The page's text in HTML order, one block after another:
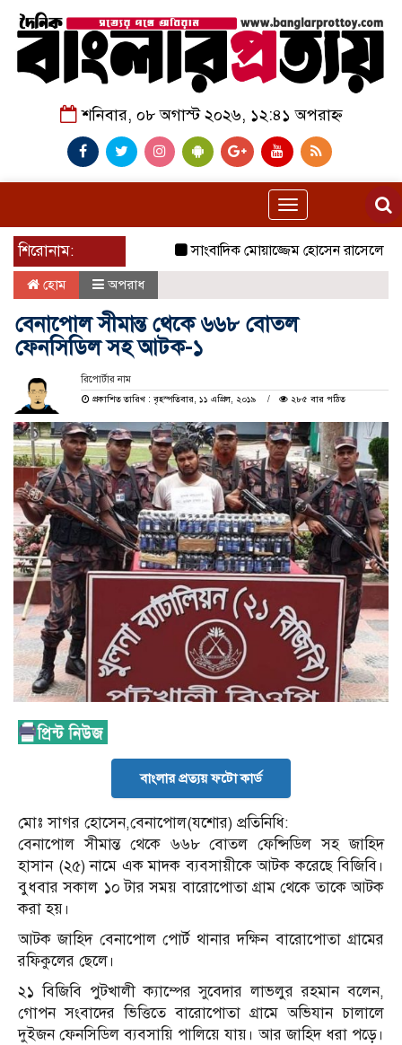
শনিবার, ০৮ অগাস্ট ২০২৬, ১২:৪১ অপরাহ্ন
Toggle
navigation
শিরোনাম:
সাংবাদিক মোয়াজ্জেম হোসেন রাসেলের
হোম অপরাধ
বেনাপোল সীমান্ত থেকে ৬৬৮ বোতল
ফেনসিডিল সহ আটক-১
রিপোর্টার নাম
প্রকাশিত তারিখ : বৃহস্পতিবার, ১১ এপ্রিল, ২০১৯
২৮৫ বার পঠিত
বাংলার প্রত্যয় ফটো কার্ড
মোঃ সাগর হোসেন,বেনাপোল(যশোর) প্রতিনিধি:
বেনাপোল সীমান্ত থেকে ৬৬৮ বোতল ফেন্সিডিল সহ জাহিদ
হাসান (২৫) নামে এক মাদক ব্যবসায়ীকে আটক করেছে বিজিবি।
বুধবার সকাল ১০ টার সময় বারোপোতা গ্রাম থেকে তাকে আটক
করা হয়।
আটক জাহিদ বেনাপোল পোর্ট থানার দক্ষিন বারোপোতা গ্রামের
রফিকুলের ছেলে।
২১ বিজিবি পুটখালী ক্যাম্পের সুবেদার লাভলুর রহমান বলেন,
গোপন সংবাদের ভিত্তিতে বারোপোতা গ্রামে অভিযান চালালে
দুইজন ফেনসিডিল ব্যবসায়ি পালিয়ে যায়। আর জাহিদ ধরা পড়ে।